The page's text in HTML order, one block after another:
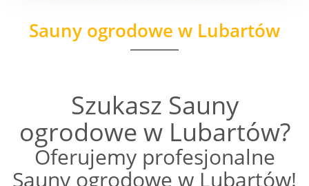
Sauny ogrodowe w Lubartów
Szukasz Sauny
ogrodowe w Lubartów?
Oferujemy profesjonalne
Sauny ogrodowe w Lubartów!